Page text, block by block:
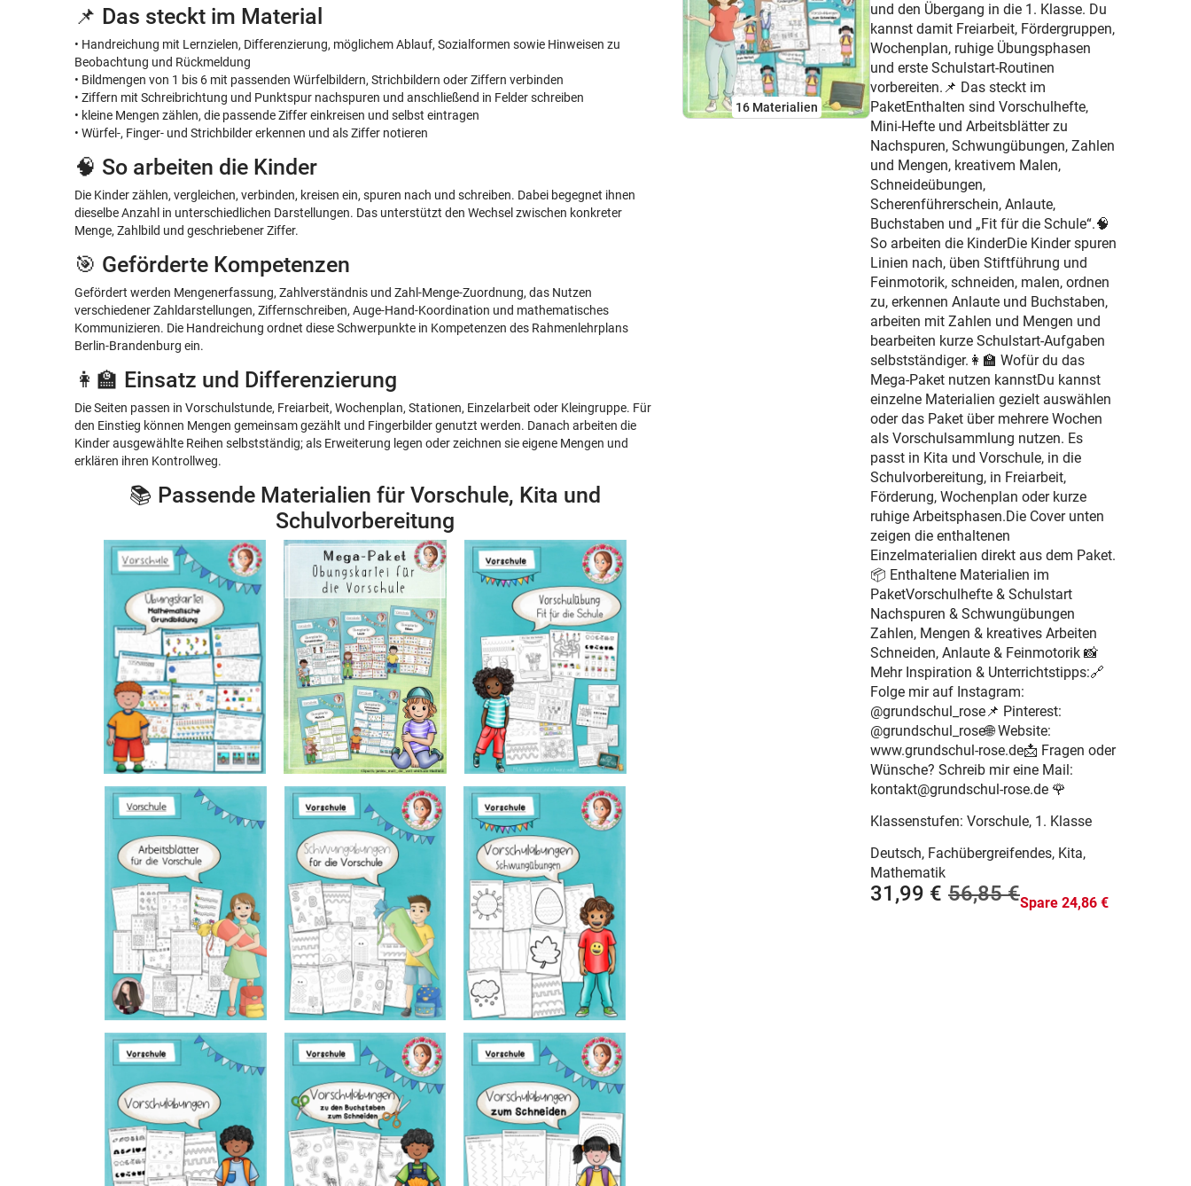
📌 Das steckt im Material
• Handreichung mit Lernzielen, Differenzierung, möglichem Ablauf, Sozialformen sowie Hinweisen zu
Beobachtung und Rückmeldung
• Bildmengen von 1 bis 6 mit passenden Würfelbildern, Strichbildern oder Ziffern verbinden
• Ziffern mit Schreibrichtung und Punktspur nachspuren und anschließend in Felder schreiben
• kleine Mengen zählen, die passende Ziffer einkreisen und selbst eintragen
• Würfel-, Finger- und Strichbilder erkennen und als Ziffer notieren
🧠 So arbeiten die Kinder
Die Kinder zählen, vergleichen, verbinden, kreisen ein, spuren nach und schreiben. Dabei begegnet ihnen
dieselbe Anzahl in unterschiedlichen Darstellungen. Das unterstützt den Wechsel zwischen konkreter
Menge, Zahlbild und geschriebener Ziffer.
🎯 Geförderte Kompetenzen
Gefördert werden Mengenerfassung, Zahlverständnis und Zahl-Menge-Zuordnung, das Nutzen
verschiedener Zahldarstellungen, Ziffernschreiben, Auge-Hand-Koordination und mathematisches
Kommunizieren. Die Handreichung ordnet diese Schwerpunkte in Kompetenzen des Rahmenlehrplans
Berlin-Brandenburg ein.
👩‍🏫 Einsatz und Differenzierung
Die Seiten passen in Vorschulstunde, Freiarbeit, Wochenplan, Stationen, Einzelarbeit oder Kleingruppe. Für
den Einstieg können Mengen gemeinsam gezählt und Fingerbilder genutzt werden. Danach arbeiten die
Kinder ausgewählte Reihen selbstständig; als Erweiterung legen oder zeichnen sie eigene Mengen und
erklären ihren Kontrollweg.
📚 Passende Materialien für Vorschule, Kita und
Schulvorbereitung
16 Materialien
und den Übergang in die 1. Klasse. Du
kannst damit Freiarbeit, Fördergruppen,
Wochenplan, ruhige Übungsphasen
und erste Schulstart-Routinen
vorbereiten.📌 Das steckt im
PaketEnthalten sind Vorschulhefte,
Mini-Hefte und Arbeitsblätter zu
Nachspuren, Schwungübungen, Zahlen
und Mengen, kreativem Malen,
Schneideübungen,
Scherenführerschein, Anlaute,
Buchstaben und „Fit für die Schule“.🧠
So arbeiten die KinderDie Kinder spuren
Linien nach, üben Stiftführung und
Feinmotorik, schneiden, malen, ordnen
zu, erkennen Anlaute und Buchstaben,
arbeiten mit Zahlen und Mengen und
bearbeiten kurze Schulstart-Aufgaben
selbstständiger.👩‍🏫 Wofür du das
Mega-Paket nutzen kannstDu kannst
einzelne Materialien gezielt auswählen
oder das Paket über mehrere Wochen
als Vorschulsammlung nutzen. Es
passt in Kita und Vorschule, in die
Schulvorbereitung, in Freiarbeit,
Förderung, Wochenplan oder kurze
ruhige Arbeitsphasen.Die Cover unten
zeigen die enthaltenen
Einzelmaterialien direkt aus dem Paket.
📦 Enthaltene Materialien im
PaketVorschulhefte & Schulstart
Nachspuren & Schwungübungen
Zahlen, Mengen & kreatives Arbeiten
Schneiden, Anlaute & Feinmotorik 📸
Mehr Inspiration & Unterrichtstipps:🔗
Folge mir auf Instagram:
@grundschul_rose📌 Pinterest:
@grundschul_rose🌐 Website:
www.grundschul-rose.de📩 Fragen oder
Wünsche? Schreib mir eine Mail:
kontakt@grundschul-rose.de 🌹
Klassenstufen: Vorschule, 1. Klasse
Deutsch, Fachübergreifendes, Kita,
Mathematik
31,99 € 56,85 €Spare 24,86 €